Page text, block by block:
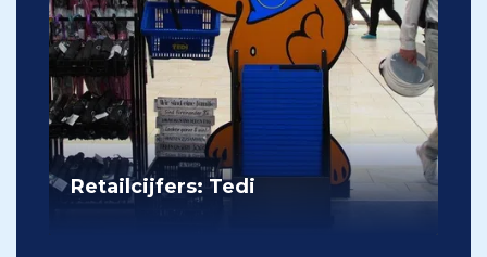
Retailcijfers: Tedi